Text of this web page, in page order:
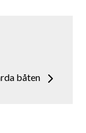
båten